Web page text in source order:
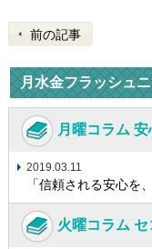
前の記事
月水金フラッシュ
月曜コラム
2019.03.11
「信頼される安心を
火曜コラム